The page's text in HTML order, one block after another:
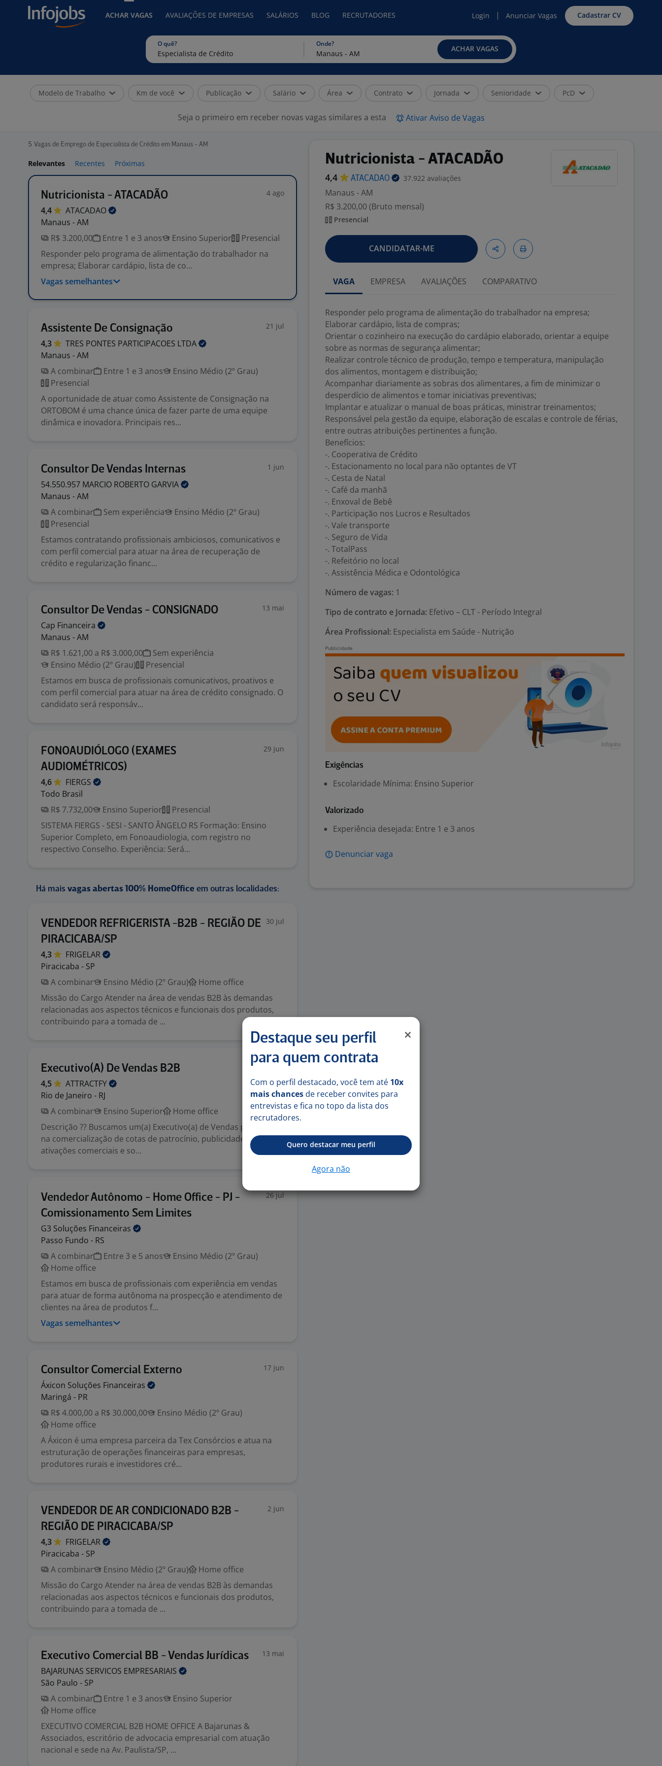
ACHAR VAGAS AVALIAÇÕES DE EMPRESAS SALÁRIOS BLOG RECRUTADORES Login Anunciar Vagas Cadastrar CV
O quê? Onde?
ACHAR VAGAS
Modelo de Trabalho Km de você Publicação Salário Área Contrato Jornada Senioridade PcD
Seja o primeiro em receber novas vagas similares a esta Ativar Aviso de Vagas
5 Vagas de Emprego de Especialista de Crédito em Manaus - AM
Relevantes Recentes Próximas
Nutricionista - ATACADÃO 4 ago
4,4
ATACADAO
Manaus - AM
R$ 3.200,00
Entre 1 e 3 anos Ensino Superior
Presencial
Responder pelo programa de alimentação do trabalhador na
empresa; Elaborar cardápio, lista de co...
Vagas semelhantes
Assistente De Consignação 21 jul
4,3 TRES PONTES PARTICIPACOES LTDA
Manaus - AM
A combinar
Entre 1 e 3 anos
Ensino Médio (2º Grau)
Presencial
A oportunidade de atuar como Assistente de Consignação na
ORTOBOM é uma chance única de fazer parte de uma equipe
dinâmica e inovadora. Principais res...
Consultor De Vendas Internas 1 jun
54.550.957 MARCIO ROBERTO GARVIA
Manaus - AM
A combinar
Sem experiência
Ensino Médio (2º Grau)
Presencial
Estamos contratando profissionais ambiciosos, comunicativos e
com perfil comercial para atuar na área de recuperação de
crédito e regularização financ...
Consultor De Vendas - CONSIGNADO 13 mai
Cap Financeira
Manaus - AM
R$ 1.621,00 a R$ 3.000,00
Sem experiência
Ensino Médio (2º Grau)
Presencial
Estamos em busca de profissionais comunicativos, proativos e
com perfil comercial para atuar na área de crédito consignado. O
candidato será responsáv...
FONOAUDIÓLOGO (EXAMES
AUDIOMÉTRICOS)
29 jun
4,6
FIERGS
Todo Brasil
R$ 7.732,00
Ensino Superior
Presencial
SISTEMA FIERGS - SESI - SANTO ÂNGELO RS Formação: Ensino
Superior Completo, em Fonoaudiologia, com registro no
respectivo Conselho. Experiência: Será...
Há mais vagas abertas 100% HomeOffice em outras localidades:
VENDEDOR REFRIGERISTA -B2B - REGIÃO DE
PIRACICABA/SP
30 jul
4,3
FRIGELAR
Piracicaba - SP
A combinar
Ensino Médio (2º Grau)
Home office
Missão do Cargo Atender na área de vendas B2B às demandas
relacionadas aos aspectos técnicos e funcionais dos produtos,
contribuindo para a tomada de ...
Executivo(A) De Vendas B2B
4,5
ATTRACTFY
Rio de Janeiro - RJ
A combinar
Ensino Superior
Home office
Descrição ?? Buscamos um(a) Executivo(a) de Vendas para atuar
na comercialização de cotas de patrocínio, publicidade, mídia,
ativações comerciais e so...
Vendedor Autônomo - Home Office - PJ -
Comissionamento Sem Limites
26 jul
G3 Soluções Financeiras
Passo Fundo - RS
A combinar
Entre 3 e 5 anos
Ensino Médio (2º Grau)
Home office
Estamos em busca de profissionais com experiência em vendas
para atuar de forma autônoma na prospecção e atendimento de
clientes na área de produtos f...
Vagas semelhantes
Consultor Comercial Externo 17 jun
Áxicon Soluções Financeiras
Maringá - PR
R$ 4.000,00 a R$ 30.000,00
Ensino Médio (2º Grau)
Home office
A Áxicon é uma empresa parceira da Tex Consórcios e atua na
estruturação de operações financeiras para empresas,
produtores rurais e investidores cré...
VENDEDOR DE AR CONDICIONADO B2B -
REGIÃO DE PIRACICABA/SP
2 jun
4,3
FRIGELAR
Piracicaba - SP
A combinar
Ensino Médio (2º Grau)
Home office
Missão do Cargo Atender na área de vendas B2B às demandas
relacionadas aos aspectos técnicos e funcionais dos produtos,
contribuindo para a tomada de ...
Executivo Comercial BB - Vendas Jurídicas 13 mai
BAJARUNAS SERVICOS EMPRESARIAIS
São Paulo - SP
A combinar
Entre 1 e 3 anos
Ensino Superior
Home office
EXECUTIVO COMERCIAL B2B HOME OFFICE A Bajarunas &
Associados, escritório de advocacia empresarial com atuação
nacional e sede na Av. Paulista/SP, ...
Nutricionista - ATACADÃO
4,4 ATACADAO 37.922 avaliações
Manaus - AM
R$ 3.200,00 (Bruto mensal)
Presencial
CANDIDATAR-ME
VAGA EMPRESA AVALIAÇÕES COMPARATIVO
Responder pelo programa de alimentação do trabalhador na empresa;
Elaborar cardápio, lista de compras;
Orientar o cozinheiro na execução do cardápio elaborado, orientar a equipe
sobre as normas de segurança alimentar;
Realizar controle técnico de produção, tempo e temperatura, manipulação
dos alimentos, montagem e distribuição;
Acompanhar diariamente as sobras dos alimentares, a fim de minimizar o
desperdício de alimentos e tomar iniciativas preventivas;
Implantar e atualizar o manual de boas práticas, ministrar treinamentos;
Responsável pela gestão da equipe, elaboração de escalas e controle de férias,
entre outras atribuições pertinentes a função.
Benefícios:
-. Cooperativa de Crédito
-. Estacionamento no local para não optantes de VT
-. Cesta de Natal
-. Café da manhã
-. Enxoval de Bebê
-. Participação nos Lucros e Resultados
-. Vale transporte
-. Seguro de Vida
-. TotalPass
-. Refeitório no local
-. Assistência Médica e Odontológica
Número de vagas: 1
Tipo de contrato e Jornada: Efetivo – CLT - Período Integral
Área Profissional: Especialista em Saúde - Nutrição
Exigências
Escolaridade Mínima: Ensino Superior
Valorizado
Experiência desejada: Entre 1 e 3 anos
Denunciar vaga
Destaque seu perfil
para quem contrata
Com o perfil destacado, você tem até 10x
mais chances de receber convites para
entrevistas e fica no topo da lista dos
recrutadores.
Quero destacar meu perfil
Agora não